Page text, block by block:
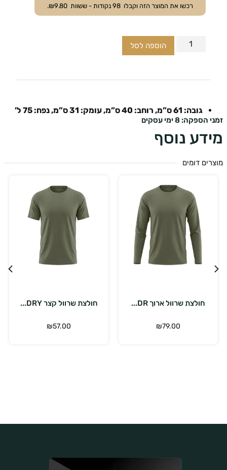
רכשו את המוצר הזה וקבלו98נקודות - ששוות ₪ 9.80
.
הוספה לסל
גובה: 61 ס”מ, רוחב: 40 ס”מ, עומק: 31 ס”מ, נפח: 75 ל’
8 ימי עסקים
נוסף
דומים
חולצת שרוול קצר DRY...
₪57.00
חולצת שרוול קצר DRY...
₪57.00